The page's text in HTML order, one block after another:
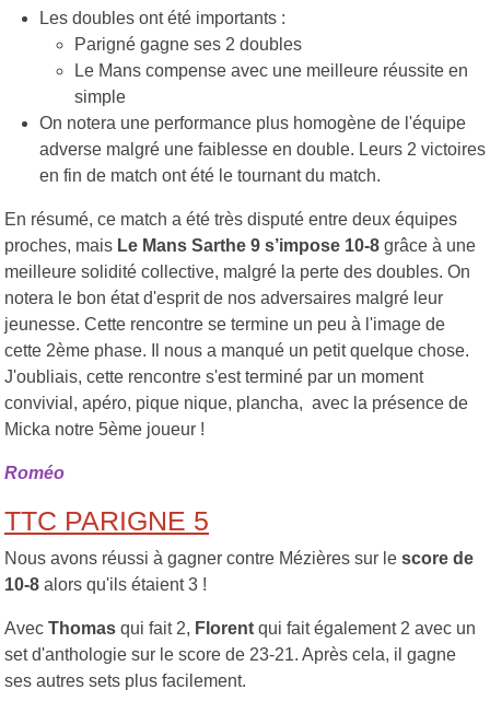
Les doubles ont été importants :
Parigné gagne ses 2 doubles
Le Mans compense avec une meilleure réussite en
simple
On notera une performance plus homogène de l'équipe
adverse malgré une faiblesse en double. Leurs 2 victoires
en fin de match ont été le tournant du match.
En résumé, ce match a été très disputé entre deux équipes
proches, mais Le Mans Sarthe 9 s’impose 10-8 grâce à une
meilleure solidité collective, malgré la perte des doubles. On
notera le bon état d'esprit de nos adversaires malgré leur
jeunesse. Cette rencontre se termine un peu à l'image de
cette 2ème phase. Il nous a manqué un petit quelque chose.
J'oubliais, cette rencontre s'est terminé par un moment
convivial, apéro, pique nique, plancha, avec la présence de
Micka notre 5ème joueur !
Roméo
TTC PARIGNE 5
Nous avons réussi à gagner contre Mézières sur le score de
10-8 alors qu'ils étaient 3 !
Avec Thomas qui fait 2, Florent qui fait également 2 avec un
set d'anthologie sur le score de 23-21. Après cela, il gagne
ses autres sets plus facilement.